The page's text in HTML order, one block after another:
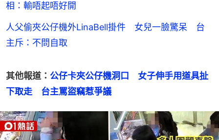
相：輸唔起唔好開
人父偷夾公仔機外LinaBell掛件 女兒一臉驚呆 台
主斥：不問自取
其他報道： 公仔卡夾公仔機洞口　女子伸手用道具扯
下取走　台主罵盜竊惹爭議